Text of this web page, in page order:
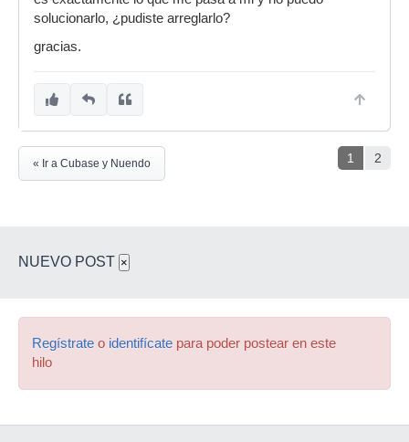
solucionarlo, ¿pudiste arreglarlo?
gracias.
1 2
« Ir a Cubase y Nuendo
NUEVO POST ×
Regístrate o identifícate para poder postear en este
hilo